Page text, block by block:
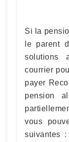
Si la
le parent
solutions
courrier
payer
pension
vous
suivantes